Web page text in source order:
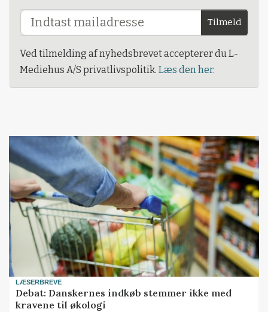
Tilmeld
Ved tilmelding af nyhedsbrevet accepterer du L-
Mediehus A/S privatlivspolitik. Læs den her.
LÆSERBREVE
Debat: Danskernes indkøb stemmer ikke med
kravene til økologi